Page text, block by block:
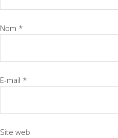
Nom *
E-mail *
Site web